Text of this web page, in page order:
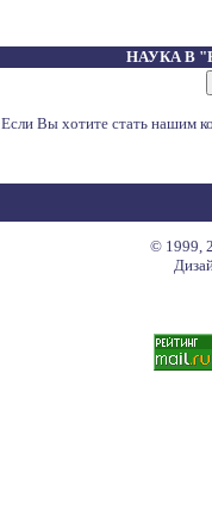
НАУКА В
Если Вы хотите стать нашим
© 1999,